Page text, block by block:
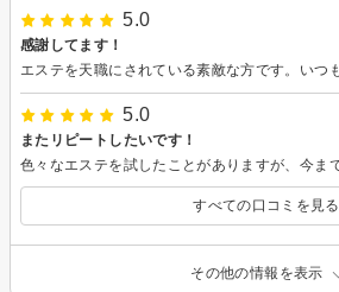
5.0
感謝してます！
5.0
またリピートしたいです！
すべての口コミを見る
その他の情報を表示